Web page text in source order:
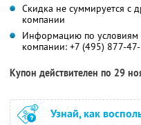
Скидка не суммируется с
компании
Информацию по условиям
компании: +7 (495) 877-
Купон действителен по 29
Узнай, как